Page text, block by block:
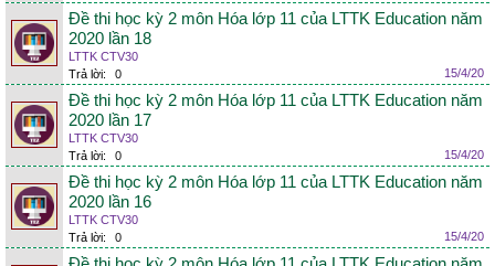
Đề thi học kỳ 2 môn Hóa lớp 11 của LTTK Education năm
2020 lần 18
LTTK CTV30
Trả lời:
0 15/4/20
Đề thi học kỳ 2 môn Hóa lớp 11 của LTTK Education năm
2020 lần 17
LTTK CTV30
Trả lời:
0 15/4/20
Đề thi học kỳ 2 môn Hóa lớp 11 của LTTK Education năm
2020 lần 16
LTTK CTV30
Trả lời:
0 15/4/20